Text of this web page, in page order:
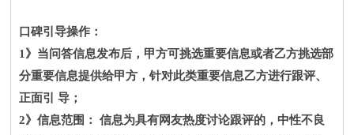
口碑引导操作：
1》当问答信息发布后，甲方可挑选重要信息或者乙方挑选部
分重要信息提供给甲方，针对此类重要信息乙方进行跟评、
正面引导；
2》信息范围：信息为具有网友热度讨论跟评的，中性不良